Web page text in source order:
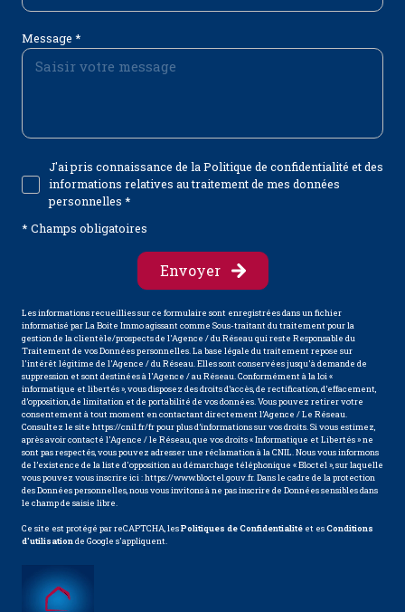
Message *
J'ai pris connaissance de la Politique de confidentialité et des
informations relatives au traitement de mes données
personnelles *
* Champs obligatoires
Envoyer
Les informations recueillies sur ce formulaire sont enregistrées dans un fichier
informatisé par La Boite Immo agissant comme Sous-traitant du traitement pour la
gestion de la clientèle/prospects de l'Agence / du Réseau qui reste Responsable du
Traitement de vos Données personnelles. La base légale du traitement repose sur
l'intérêt légitime de l'Agence / du Réseau. Elles sont conservées jusqu'à demande de
suppression et sont destinées à l'Agence / au Réseau. Conformément à la loi «
informatique et libertés », vous disposez des droits d’accès, de rectification, d’effacement,
d’opposition, de limitation et de portabilité de vos données. Vous pouvez retirer votre
consentement à tout moment en contactant directement l’Agence / Le Réseau.
Consultez le site https://cnil.fr/frpour plus d’informations sur vos droits. Si vous estimez,
après avoir contacté l'Agence / le Réseau, que vos droits « Informatique et Libertés » ne
sont pas respectés, vous pouvez adresser une réclamation à la CNIL. Nous vous informons
de l’existence de la liste d'opposition au démarchage téléphonique « Bloctel », sur laquelle
vous pouvez vous inscrire ici :https://www.bloctel.gouv.fr. Dans le cadre de la protection
des Données personnelles, nous vous invitons à ne pas inscrire de Données sensibles dans
le champ de saisie libre.
Ce site est protégé par reCAPTCHA, lesPolitiques de Confidentialité et esConditions
d'utilisationde Google s'appliquent.